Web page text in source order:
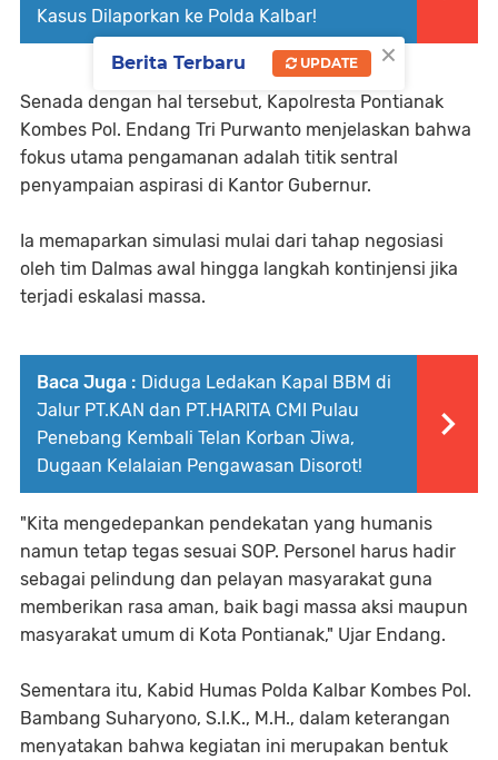
Kasus Dilaporkan ke Polda Kalbar!
Senada dengan hal tersebut, Kapolresta Pontianak
Kombes Pol. Endang Tri Purwanto menjelaskan bahwa
fokus utama pengamanan adalah titik sentral
penyampaian aspirasi di Kantor Gubernur.
Ia memaparkan simulasi mulai dari tahap negosiasi
oleh tim Dalmas awal hingga langkah kontinjensi jika
terjadi eskalasi massa.
Baca Juga : Diduga Ledakan Kapal BBM di
Jalur PT.KAN dan PT.HARITA CMI Pulau
Penebang Kembali Telan Korban Jiwa,
Dugaan Kelalaian Pengawasan Disorot!
"Kita mengedepankan pendekatan yang humanis
namun tetap tegas sesuai SOP. Personel harus hadir
sebagai pelindung dan pelayan masyarakat guna
memberikan rasa aman, baik bagi massa aksi maupun
masyarakat umum di Kota Pontianak," Ujar Endang.
Sementara itu, Kabid Humas Polda Kalbar Kombes Pol.
Bambang Suharyono, S.I.K., M.H., dalam keterangan
menyatakan bahwa kegiatan ini merupakan bentuk
×
Berita Terbaru UPDATE